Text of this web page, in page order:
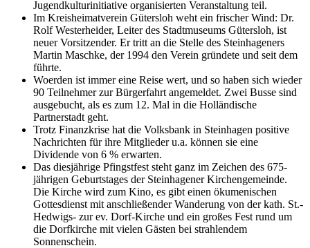
Jugendkulturinitiative organisierten Veranstaltung teil.
Im Kreisheimatverein Gütersloh weht ein frischer Wind: Dr.
Rolf Westerheider, Leiter des Stadtmuseums Gütersloh, ist
neuer Vorsitzender. Er tritt an die Stelle des Steinhageners
Martin Maschke, der 1994 den Verein gründete und seit dem
führte.
Woerden ist immer eine Reise wert, und so haben sich wieder
90 Teilnehmer zur Bürgerfahrt angemeldet. Zwei Busse sind
ausgebucht, als es zum 12. Mal in die Holländische
Partnerstadt geht.
Trotz Finanzkrise hat die Volksbank in Steinhagen positive
Nachrichten für ihre Mitglieder u.a. können sie eine
Dividende von 6 % erwarten.
Das diesjährige Pfingstfest steht ganz im Zeichen des 675-
jährigen Geburtstages der Steinhagener Kirchengemeinde.
Die Kirche wird zum Kino, es gibt einen ökumenischen
Gottesdienst mit anschließender Wanderung von der kath. St.-
Hedwigs- zur ev. Dorf-Kirche und ein großes Fest rund um
die Dorfkirche mit vielen Gästen bei strahlendem
Sonnenschein.